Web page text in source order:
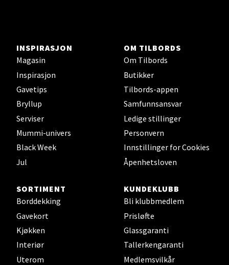
INSPIRASJON
Magasin
Inspirasjon
Gavetips
Bryllup
Serviser
Mummi-univers
Black Week
Jul
OM TILBORDS
Om Tilbords
Butikker
Tilbords-appen
Samfunnsansvar
Ledige stillinger
Personvern
Innstillinger for Cookies
Åpenhetsloven
SORTIMENT
Borddekking
Gavekort
Kjøkken
Interiør
Uterom
KUNDEKLUBB
Bli klubbmedlem
Prisløfte
Glassgaranti
Tallerkengaranti
Medlemsvilkår
Ski - Thon Senter Ski
Åpent i dag 10-21
Strangata 26, 8400 Sortland
0 i butikk